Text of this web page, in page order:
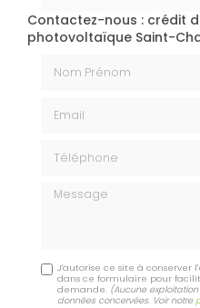
Contactez-nous : crédit
photovoltaïque Saint-
Message
J'autorise ce site à conserver
dans ce formulaire pour
demande. (Aucune
données concervées. Voir notre